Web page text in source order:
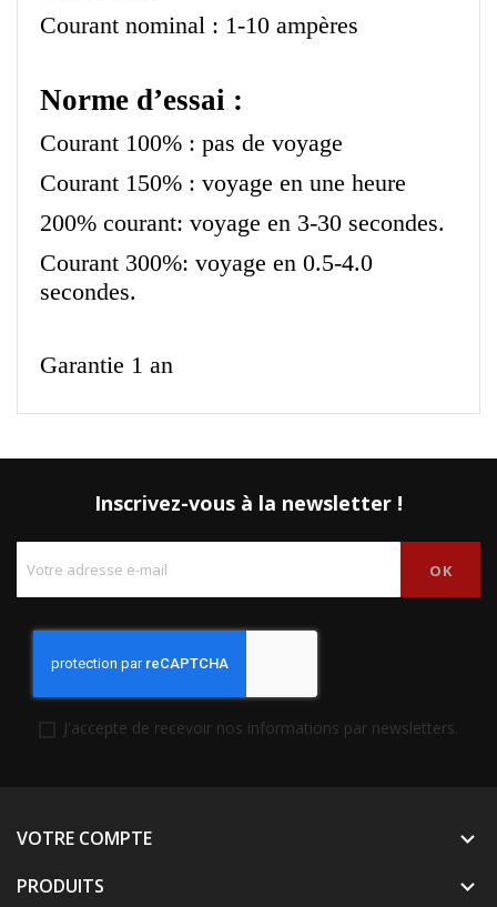
Courant nominal : 1-10 ampères
Norme d’essai :
Courant 100% : pas de voyage
Courant 150% : voyage en une heure
200% courant: voyage en 3-30 secondes.
Courant 300%: voyage en 0.5-4.0
secondes.
Garantie 1 an
Inscrivez-vous à la newsletter !
J'accepte de recevoir nos informations par newsletters.
VOTRE COMPTE 
PRODUITS 